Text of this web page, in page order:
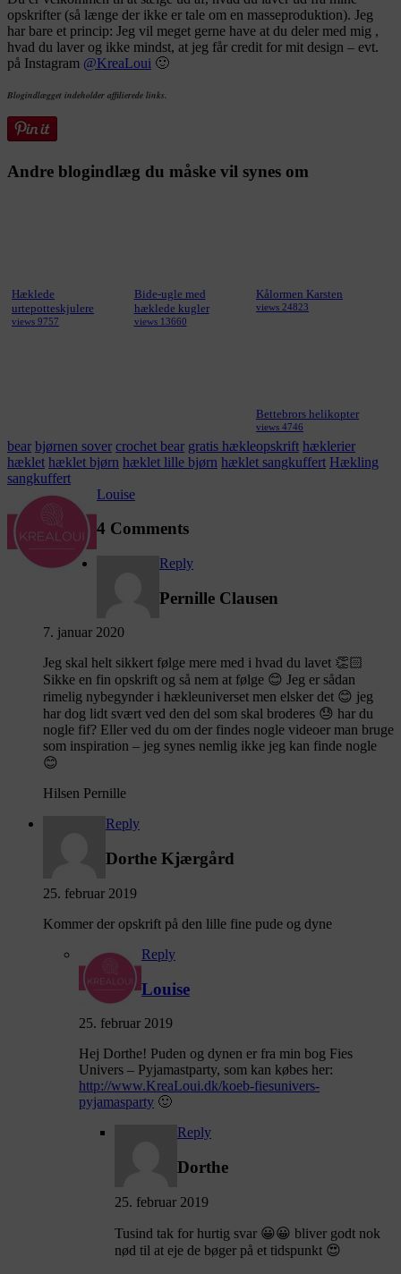
opskrifter (så længe der ikke er tale om en masseproduktion). Jeg
har bare et princip: Jeg vil meget gerne have at du deler med mig ,
hvad du laver og ikke mindst, at jeg får credit for mit design – evt.
på Instagram @KreaLoui 🙂
Blogindlægget indeholder affilierede links.
Andre blogindlæg du måske vil synes om
Hæklede
urtepotteskjulere
views 9757
Bide-ugle med
hæklede kugler
views 13660
Kålormen Karsten
views 24823
Bettebrors helikopter
views 4746
bear bjørnen sover crochet bear gratis hækleopskrift hæklerier
hæklet hæklet bjørn hæklet lille bjørn hæklet sangkuffert Hækling
sangkuffert
Louise
4 Comments
Reply
Pernille Clausen
7. januar 2020
Jeg skal helt sikkert følge mere med i hvad du lavet 👏🏻
Sikke en fin opskrift og så nem at følge 😊 Jeg er sådan
rimelig nybegynder i hækleuniverset men elsker det 😊 jeg
har dog lidt svært ved den del som skal broderes 😓 har du
nogle fif? Eller ved du om der findes nogle videoer man bruge
som inspiration – jeg synes nemlig ikke jeg kan finde nogle
😊
Hilsen Pernille
Reply
Dorthe Kjærgård
25. februar 2019
Kommer der opskrift på den lille fine pude og dyne
Reply
Louise
25. februar 2019
Hej Dorthe! Puden og dynen er fra min bog Fies
Univers – Pyjamastparty, som kan købes her:
http://www.KreaLoui.dk/koeb-fiesunivers-
pyjamasparty 🙂
Reply
Dorthe
25. februar 2019
Tusind tak for hurtig svar 😀😀 bliver godt nok
nød til at eje de bøger på et tidspunkt 😍